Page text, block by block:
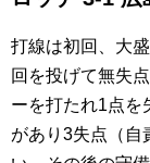
打線は初回、大
回を投げて無失
ーを打たれ1点を
があり3失点（自